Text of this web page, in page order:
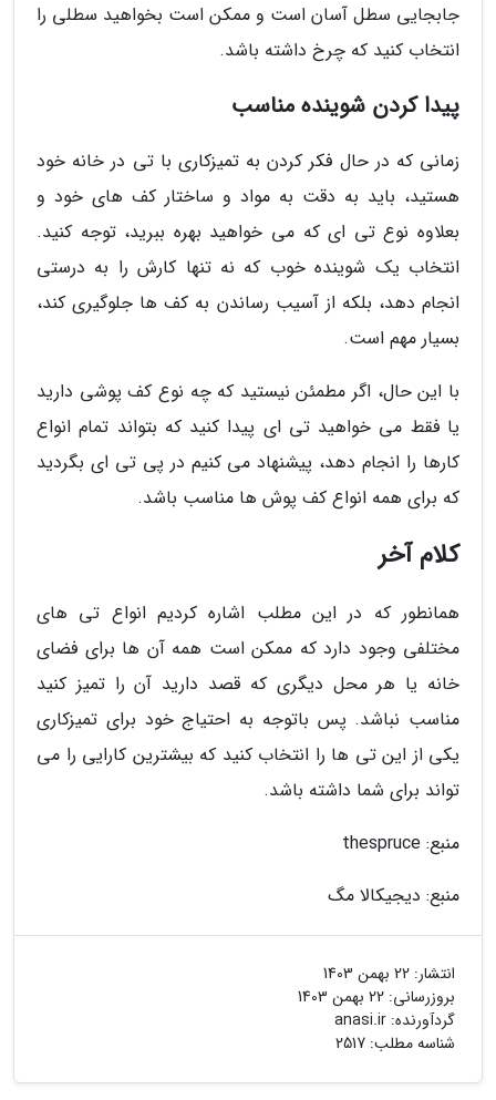
جابجایی سطل آسان است و ممکن است بخواهید سطلی را
انتخاب کنید که چرخ داشته باشد.
پیدا کردن شوینده مناسب
زمانی که در حال فکر کردن به تمیزکاری با تی در خانه خود
هستید، باید به دقت به مواد و ساختار کف های خود و
بعلاوه نوع تی ای که می خواهید بهره ببرید، توجه کنید.
انتخاب یک شوینده خوب که نه تنها کارش را به درستی
انجام دهد، بلکه از آسیب رساندن به کف ها جلوگیری کند،
بسیار مهم است.
با این حال، اگر مطمئن نیستید که چه نوع کف پوشی دارید
یا فقط می خواهید تی ای پیدا کنید که بتواند تمام انواع
کارها را انجام دهد، پیشنهاد می کنیم در پی تی ای بگردید
که برای همه انواع کف پوش ها مناسب باشد.
کلام آخر
همانطور که در این مطلب اشاره کردیم انواع تی های
مختلفی وجود دارد که ممکن است همه آن ها برای فضای
خانه یا هر محل دیگری که قصد دارید آن را تمیز کنید
مناسب نباشد. پس باتوجه به احتیاج خود برای تمیزکاری
یکی از این تی ها را انتخاب کنید که بیشترین کارایی را می
تواند برای شما داشته باشد.
منبع: thespruce
منبع: دیجیکالا مگ
انتشار: 22 بهمن 1403
بروزرسانی: 22 بهمن 1403
گردآورنده: anasi.ir
شناسه مطلب: 2517